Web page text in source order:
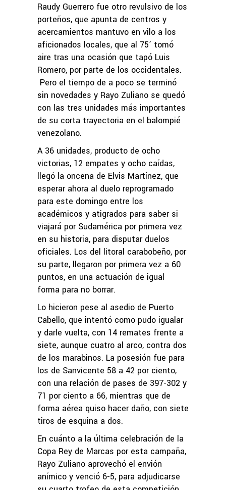
Raudy Guerrero fue otro revulsivo de los
porteños, que apunta de centros y
acercamientos mantuvo en vilo a los
aficionados locales, que al 75’ tomó
aire tras una ocasión que tapó Luis
Romero, por parte de los occidentales.
Pero el tiempo de a poco se terminó
sin novedades y Rayo Zuliano se quedó
con las tres unidades más importantes
de su corta trayectoria en el balompié
venezolano.
A 36 unidades, producto de ocho
victorias, 12 empates y ocho caídas,
llegó la oncena de Elvis Martínez, que
esperar ahora al duelo reprogramado
para este domingo entre los
académicos y atigrados para saber si
viajará por Sudamérica por primera vez
en su historia, para disputar duelos
oficiales. Los del litoral carabobeño, por
su parte, llegaron por primera vez a 60
puntos, en una actuación de igual
forma para no borrar.
Lo hicieron pese al asedio de Puerto
Cabello, que intentó como pudo igualar
y darle vuelta, con 14 remates frente a
siete, aunque cuatro al arco, contra dos
de los marabinos. La posesión fue para
los de Sanvicente 58 a 42 por ciento,
con una relación de pases de 397-302 y
71 por ciento a 66, mientras que de
forma aérea quiso hacer daño, con siete
tiros de esquina a dos.
En cuánto a la última celebración de la
Copa Rey de Marcas por esta campaña,
Rayo Zuliano aprovechó el envión
anímico y venció 6-5, para adjudicarse